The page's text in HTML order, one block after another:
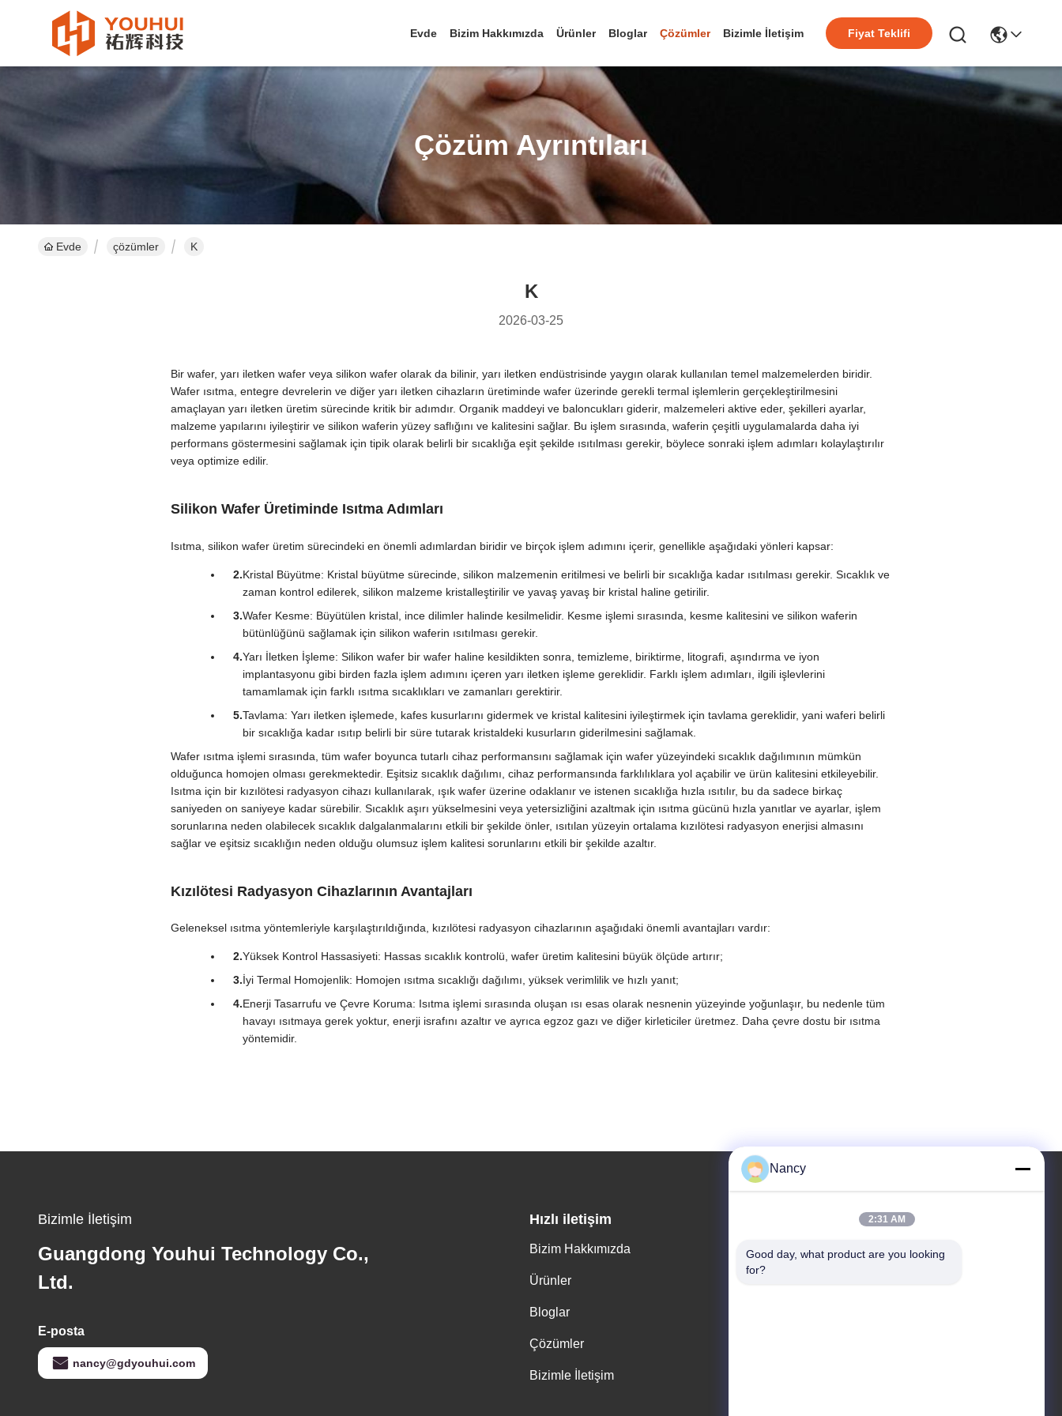
Evde Bizim Hakkımızda Ürünler Bloglar Çözümler Bizimle İletişim Fiyat Teklifi
Çözüm Ayrıntıları
Evde çözümler K
K
2026-03-25
Bir wafer, yarı iletken wafer veya silikon wafer olarak da bilinir, yarı iletken endüstrisinde yaygın olarak kullanılan temel malzemelerden biridir.
Wafer ısıtma, entegre devrelerin ve diğer yarı iletken cihazların üretiminde wafer üzerinde gerekli termal işlemlerin gerçekleştirilmesini
amaçlayan yarı iletken üretim sürecinde kritik bir adımdır. Organik maddeyi ve baloncukları giderir, malzemeleri aktive eder, şekilleri ayarlar,
malzeme yapılarını iyileştirir ve silikon waferin yüzey saflığını ve kalitesini sağlar. Bu işlem sırasında, waferin çeşitli uygulamalarda daha iyi
performans göstermesini sağlamak için tipik olarak belirli bir sıcaklığa eşit şekilde ısıtılması gerekir, böylece sonraki işlem adımları kolaylaştırılır
veya optimize edilir.
Silikon Wafer Üretiminde Isıtma Adımları
Isıtma, silikon wafer üretim sürecindeki en önemli adımlardan biridir ve birçok işlem adımını içerir, genellikle aşağıdaki yönleri kapsar:
Kristal Büyütme: Kristal büyütme sürecinde, silikon malzemenin eritilmesi ve belirli bir sıcaklığa kadar ısıtılması gerekir. Sıcaklık ve
zaman kontrol edilerek, silikon malzeme kristalleştirilir ve yavaş yavaş bir kristal haline getirilir.
Wafer Kesme: Büyütülen kristal, ince dilimler halinde kesilmelidir. Kesme işlemi sırasında, kesme kalitesini ve silikon waferin
bütünlüğünü sağlamak için silikon waferin ısıtılması gerekir.
Yarı İletken İşleme: Silikon wafer bir wafer haline kesildikten sonra, temizleme, biriktirme, litografi, aşındırma ve iyon
implantasyonu gibi birden fazla işlem adımını içeren yarı iletken işleme gereklidir. Farklı işlem adımları, ilgili işlevlerini
tamamlamak için farklı ısıtma sıcaklıkları ve zamanları gerektirir.
Tavlama: Yarı iletken işlemede, kafes kusurlarını gidermek ve kristal kalitesini iyileştirmek için tavlama gereklidir, yani waferi belirli
bir sıcaklığa kadar ısıtıp belirli bir süre tutarak kristaldeki kusurların giderilmesini sağlamak.
Wafer ısıtma işlemi sırasında, tüm wafer boyunca tutarlı cihaz performansını sağlamak için wafer yüzeyindeki sıcaklık dağılımının mümkün
olduğunca homojen olması gerekmektedir. Eşitsiz sıcaklık dağılımı, cihaz performansında farklılıklara yol açabilir ve ürün kalitesini etkileyebilir.
Isıtma için bir kızılötesi radyasyon cihazı kullanılarak, ışık wafer üzerine odaklanır ve istenen sıcaklığa hızla ısıtılır, bu da sadece birkaç
saniyeden on saniyeye kadar sürebilir. Sıcaklık aşırı yükselmesini veya yetersizliğini azaltmak için ısıtma gücünü hızla yanıtlar ve ayarlar, işlem
sorunlarına neden olabilecek sıcaklık dalgalanmalarını etkili bir şekilde önler, ısıtılan yüzeyin ortalama kızılötesi radyasyon enerjisi almasını
sağlar ve eşitsiz sıcaklığın neden olduğu olumsuz işlem kalitesi sorunlarını etkili bir şekilde azaltır.
Kızılötesi Radyasyon Cihazlarının Avantajları
Geleneksel ısıtma yöntemleriyle karşılaştırıldığında, kızılötesi radyasyon cihazlarının aşağıdaki önemli avantajları vardır:
Yüksek Kontrol Hassasiyeti: Hassas sıcaklık kontrolü, wafer üretim kalitesini büyük ölçüde artırır;
İyi Termal Homojenlik: Homojen ısıtma sıcaklığı dağılımı, yüksek verimlilik ve hızlı yanıt;
Enerji Tasarrufu ve Çevre Koruma: Isıtma işlemi sırasında oluşan ısı esas olarak nesnenin yüzeyinde yoğunlaşır, bu nedenle tüm
havayı ısıtmaya gerek yoktur, enerji israfını azaltır ve ayrıca egzoz gazı ve diğer kirleticiler üretmez. Daha çevre dostu bir ısıtma
yöntemidir.
Bizimle İletişim
Guangdong Youhui Technology Co.,
Ltd.
E-posta
nancy@gdyouhui.com
Hızlı iletişim
Bizim Hakkımızda
Ürünler
Bloglar
Çözümler
Bizimle İletişim
Adres
No.3 Fabrikası, Buling 1st Road, Tangxia Kasabası,
Nancy
2:31 AM
Good day, what product are you looking
for?